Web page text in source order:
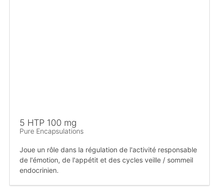
5 HTP 100 mg
Pure Encapsulations
Joue un rôle dans la régulation de l'activité responsable
de l'émotion, de l'appétit et des cycles veille / sommeil
endocrinien.